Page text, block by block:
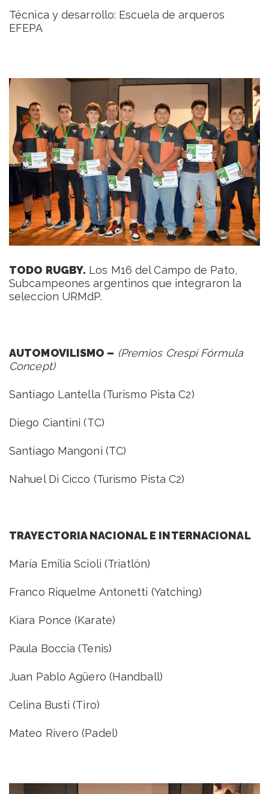
Técnica y desarrollo: Escuela de arqueros
EFEPA
TODO RUGBY. Los M16 del Campo de Pato,
Subcampeones argentinos que integraron la
seleccion URMdP.
AUTOMOVILISMO – (Premios Crespi Fórmula
Concept)
Santiago Lantella (Turismo Pista C2)
Diego Ciantini (TC)
Santiago Mangoni (TC)
Nahuel Di Cicco (Turismo Pista C2)
TRAYECTORIA NACIONAL E INTERNACIONAL
María Emilia Scioli (Triatlón)
Franco Riquelme Antonetti (Yatching)
Kiara Ponce (Karate)
Paula Boccia (Tenis)
Juan Pablo Agüero (Handball)
Celina Busti (Tiro)
Mateo Rivero (Padel)